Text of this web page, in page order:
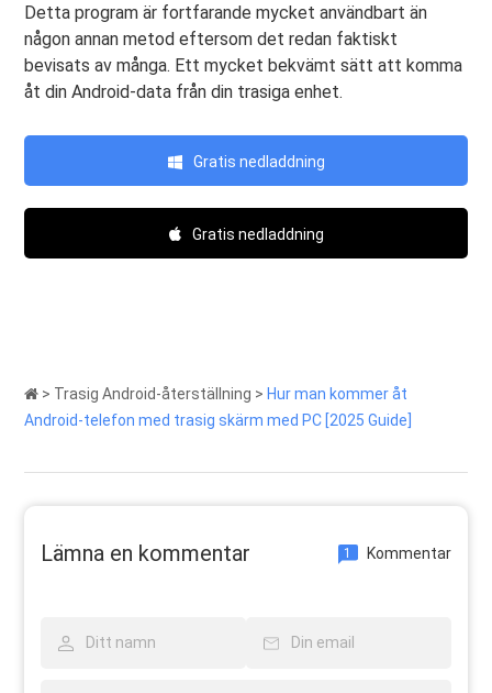
Detta program är fortfarande mycket användbart än
någon annan metod eftersom det redan faktiskt
bevisats av många. Ett mycket bekvämt sätt att komma
åt din Android-data från din trasiga enhet.
Gratis nedladdning
Gratis nedladdning
> Trasig Android-återställning > Hur man kommer åt
Android-telefon med trasig skärm med PC [2025 Guide]
Lämna en kommentar 1 Kommentar